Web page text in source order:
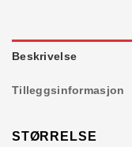
Beskrivelse
Tilleggsinformasjon
STØRRELSE